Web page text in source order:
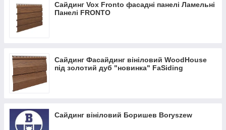
Сайдинг Vox Fronto фасадні панелі Ламельні
Панелі FRONTO
Сайдинг Фасайдинг вініловий WoodHouse
під золотий дуб "новинка" FaSiding
Сайдинг вініловий Боришев Boryszew